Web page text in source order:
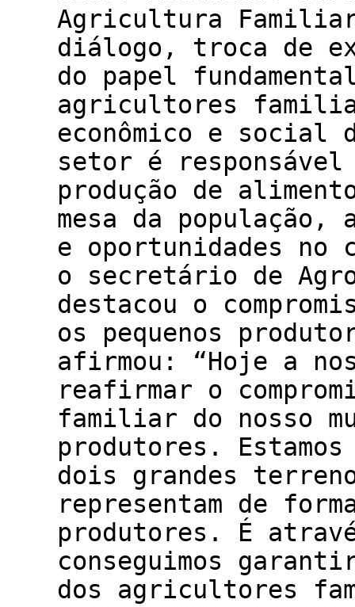
Agricultura
diálogo, troca de
do papel
agricultores
econômico e social
setor é
produção de
mesa da população,
e oportunidades no
o secretário de
destacou o
os pequenos
afirmou: “Hoje a
reafirmar o
familiar do nosso
produtores.
dois grandes
representam de
produtores. É
conseguimos
dos agricultores